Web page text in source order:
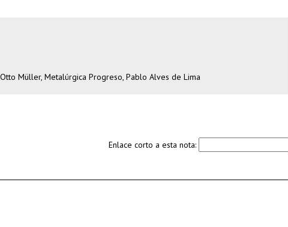
Müller, Metalúrgica Progreso, Pablo Alves de Lima
Enlace corto a esta nota: